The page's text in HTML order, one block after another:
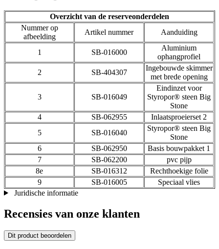
Overzicht van de reserveonderdelen
Nummer op
afbeelding
Artikel nummer Aanduiding
1 SB-016000
Aluminium
ophangprofiel
2
SB-404307
Ingebouwde skimmer
met brede opening
3 SB-016049
Eindinzet voor
Styropor® steen Big
Stone
4
SB-062955
Inlaatsproeierset 2
5
SB-016040
Styropor® steen Big
Stone
6
SB-062950
Basis bouwpakket 1
7
SB-062200
pvc pijp
8e
SB-016312
Rechthoekige folie
9
SB-016005
Speciaal vlies
Juridische informatie
Recensies van onze klanten
Dit product beoordelen